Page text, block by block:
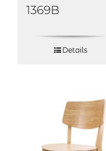
1369B
Details